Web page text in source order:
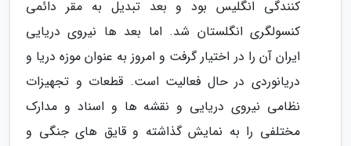
کنندگی انگلیس بود و بعد تبدیل به مقر دائمی
کنسولگری انگلستان شد. اما بعد ها نیروی دریایی
ایران آن را در اختیار گرفت و امروز به عنوان موزه دریا و
دریانوردی در حال فعالیت است. قطعات و تجهیزات
نظامی نیروی دریایی و نقشه ها و اسناد و مدارک
مختلفی را به نمایش گذاشته و قایق های جنگی و